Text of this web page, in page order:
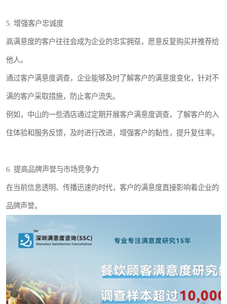
5. 增强客户忠诚度
高满意度的客户往往会成为企业的忠实拥趸，愿意反复购买并推荐给
他人。
通过客户满意度调查，企业能够及时了解客户的满意度变化，针对不
满的客户采取措施，防止客户流失。
例如，中山的一些酒店通过定期开展客户满意度调查，了解客户的入
住体验和服务反馈，及时进行改进，增强客户的黏性，提升复住率。
6. 提高品牌声誉与市场竞争力
在当前信息透明、传播迅速的时代，客户的满意度直接影响着企业的
品牌声誉。